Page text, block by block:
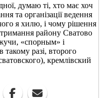
думаю ті, хто має хоч
та організації ведення
я хилю, і чому рішення
району Сватово
«спорным» і
разі, второго
кремлівский